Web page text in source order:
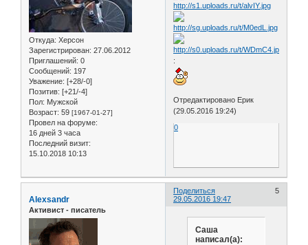
Откуда: Херсон
Зарегистрирован: 27.06.2012
Приглашений: 0
Сообщений: 197
Уважение: [+28/-0]
Позитив: [+21/-4]
Пол: Мужской
Возраст: 59 [1967-01-27]
Провел на форуме:
16 дней 3 часа
Последний визит:
15.10.2018 10:13
:
Отредактировано Ерик
(29.05.2016 19:24)
0
Поделиться
5
29.05.2016 19:47
Alexsandr
Активист - писатель
Саша
написал(а):